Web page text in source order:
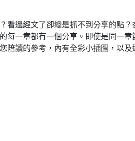
看過經文了卻總是抓不到分享的點
每一章都有一個分享。即使是同一
陪讀的參考，內有全彩小插圖，以